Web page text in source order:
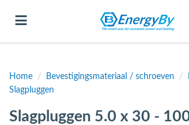
(Bevestigingsmateriaal / schroeven)
Toggle navigation
Home / Bevestigingsmateriaal / schroeven /
Slagpluggen
Slagpluggen 5.0 x 30 -